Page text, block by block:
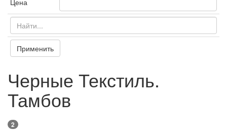
Цена
Применить
Черные Текстиль.
Тамбов
2